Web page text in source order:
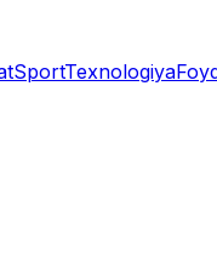
SportTexnologiya